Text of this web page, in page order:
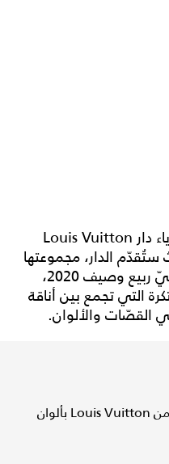
بات بإمكانكِ اليوم متابعة عرض أزياء دار Louis Vuitton
الدار، مجموعتها
الجديدة للأزياء الرجالية في موسميّ ربيع وصيف 2020،
التي تجمع بين أناقة
القصّات والألوان.
الكبسولة الرجّالية من Louis Vuitton بألوان